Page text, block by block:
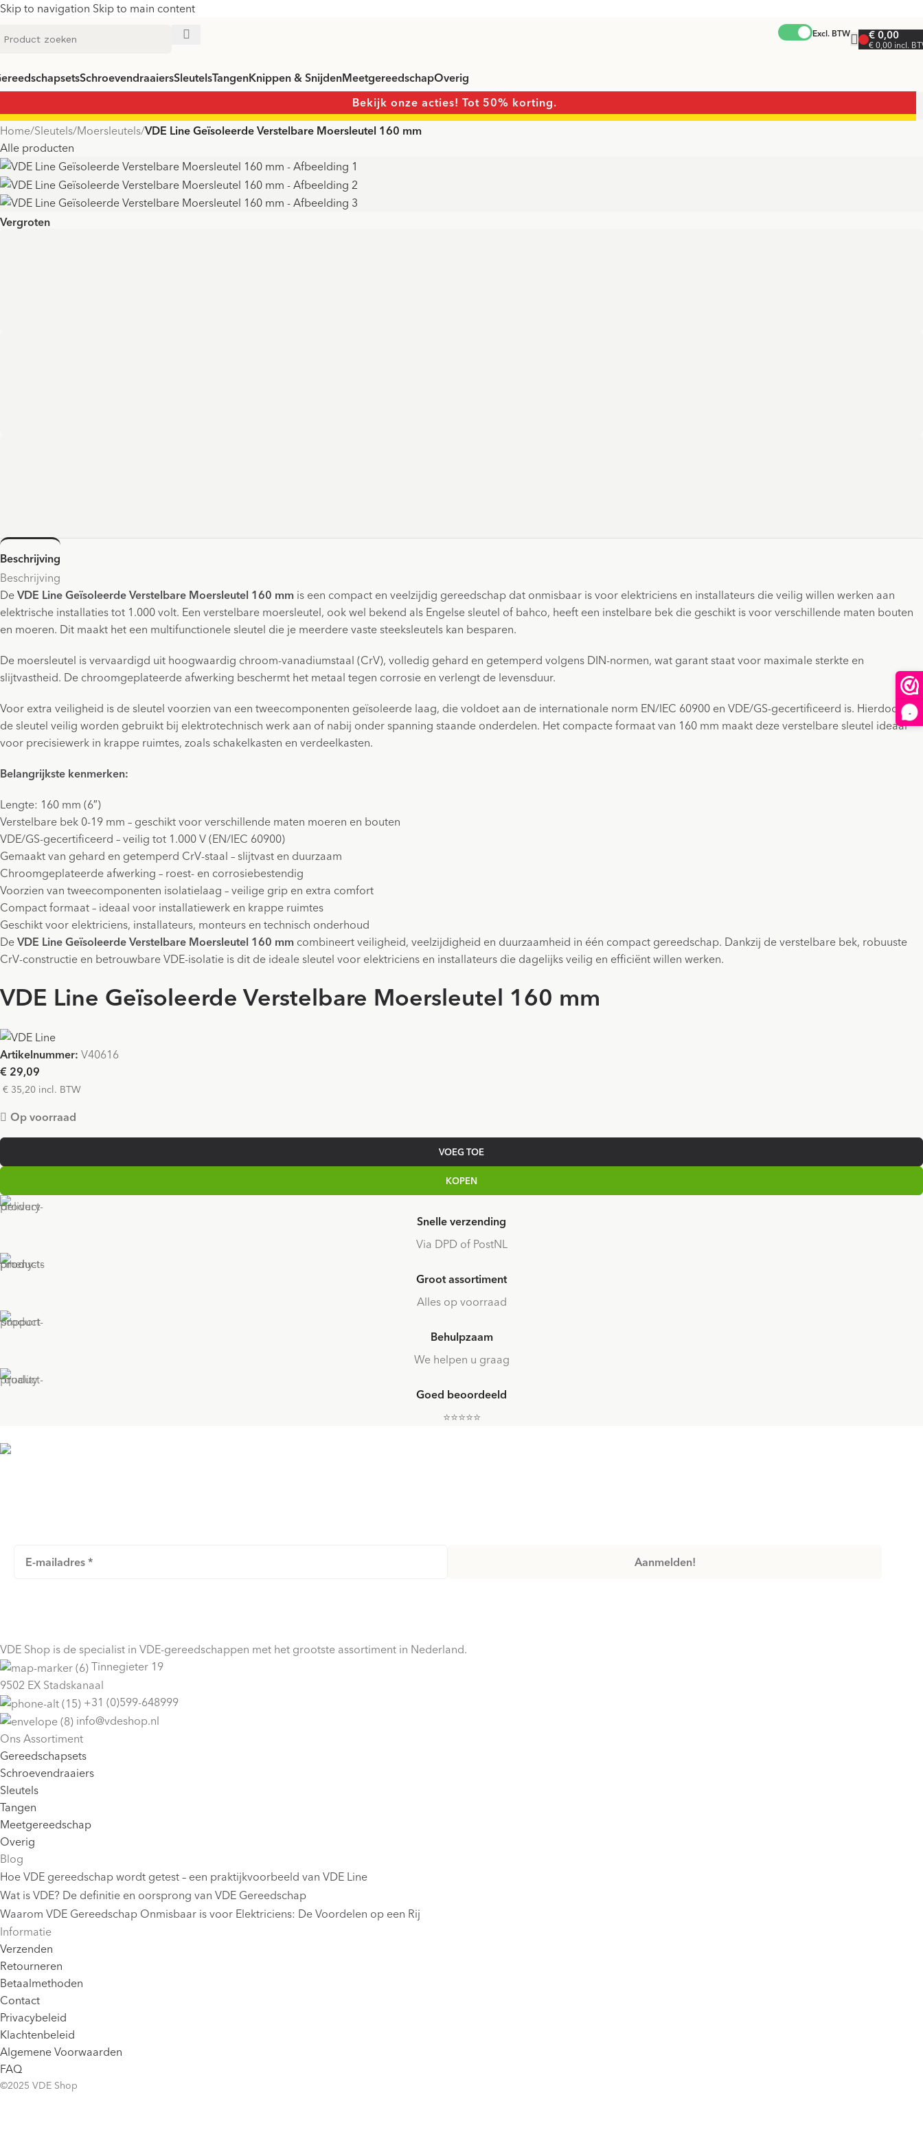
-
Skip to navigation Skip to main content
Bekijk onze acties! Tot 50% korting.
Excl. BTW € 0,00
€ 0,00 incl.
SchroevendraaiersSleutelsTangenKnippen & SnijdenMeetgereedschapOverig
Home/Sleutels/Moersleutels/VDE Line Geïsoleerde Verstelbare Moersleutel 160 mm
Alle producten
Vergroten
Beschrijving
Beschrijving
De VDE Line Geïsoleerde Verstelbare Moersleutel 160 mm is een compact en veelzijdig gereedschap dat onmisbaar is voor elektriciens en installateurs die veilig willen werken aan
elektrische installaties tot 1.000 volt. Een verstelbare moersleutel, ook wel bekend als Engelse sleutel of bahco, heeft een instelbare bek die geschikt is voor verschillende maten bouten
en moeren. Dit maakt het een multifunctionele sleutel die je meerdere vaste steeksleutels kan besparen.
De moersleutel is vervaardigd uit hoogwaardig chroom-vanadiumstaal (CrV), volledig gehard en getemperd volgens DIN-normen, wat garant staat voor maximale sterkte en
slijtvastheid. De chroomgeplateerde afwerking beschermt het metaal tegen corrosie en verlengt de levensduur.
Voor extra veiligheid is de sleutel voorzien van een tweecomponenten geïsoleerde laag, die voldoet aan de internationale norm EN/IEC 60900 en VDE/GS-gecertificeerd is. Hierdoor kan
de sleutel veilig worden gebruikt bij elektrotechnisch werk aan of nabij onder spanning staande onderdelen. Het compacte formaat van 160 mm maakt deze verstelbare sleutel ideaal
voor precisiewerk in krappe ruimtes, zoals schakelkasten en verdeelkasten.
Belangrijkste kenmerken:
Lengte: 160 mm (6″)
Verstelbare bek 0-19 mm – geschikt voor verschillende maten moeren en bouten
VDE/GS-gecertificeerd – veilig tot 1.000 V (EN/IEC 60900)
Gemaakt van gehard en getemperd CrV-staal – slijtvast en duurzaam
Chroomgeplateerde afwerking – roest- en corrosiebestendig
Voorzien van tweecomponenten isolatielaag – veilige grip en extra comfort
Compact formaat – ideaal voor installatiewerk en krappe ruimtes
Geschikt voor elektriciens, installateurs, monteurs en technisch onderhoud
De VDE Line Geïsoleerde Verstelbare Moersleutel 160 mm combineert veiligheid, veelzijdigheid en duurzaamheid in één compact gereedschap. Dankzij de verstelbare bek, robuuste
CrV-constructie en betrouwbare VDE-isolatie is dit de ideale sleutel voor elektriciens en installateurs die dagelijks veilig en efficiënt willen werken.
VDE Line Geïsoleerde Verstelbare Moersleutel 160 mm
Artikelnummer: V40616
€ 29,09
€ 35,20 incl. BTW
Op voorraad
VOEG TOE
KOPEN
Snelle verzending
Via DPD of PostNL
Groot assortiment
Alles op voorraad
Behulpzaam
We helpen u graag
Goed beoordeeld
⭐️⭐️⭐️⭐️⭐️
VDE Shop is de specialist in VDE-gereedschappen met het grootste assortiment in Nederland.
Tinnegieter 19
9502 EX Stadskanaal
+31 (0)599-648999
info@vdeshop.nl
Ons Assortiment
Gereedschapsets
Schroevendraaiers
Sleutels
Tangen
Meetgereedschap
Overig
Blog
Hoe VDE gereedschap wordt getest – een praktijkvoorbeeld van VDE Line
Wat is VDE? De definitie en oorsprong van VDE Gereedschap
Waarom VDE Gereedschap Onmisbaar is voor Elektriciens: De Voordelen op een Rij
Informatie
Verzenden
Retourneren
Betaalmethoden
Contact
Privacybeleid
Klachtenbeleid
Algemene Voorwaarden
FAQ
©2025 VDE Shop